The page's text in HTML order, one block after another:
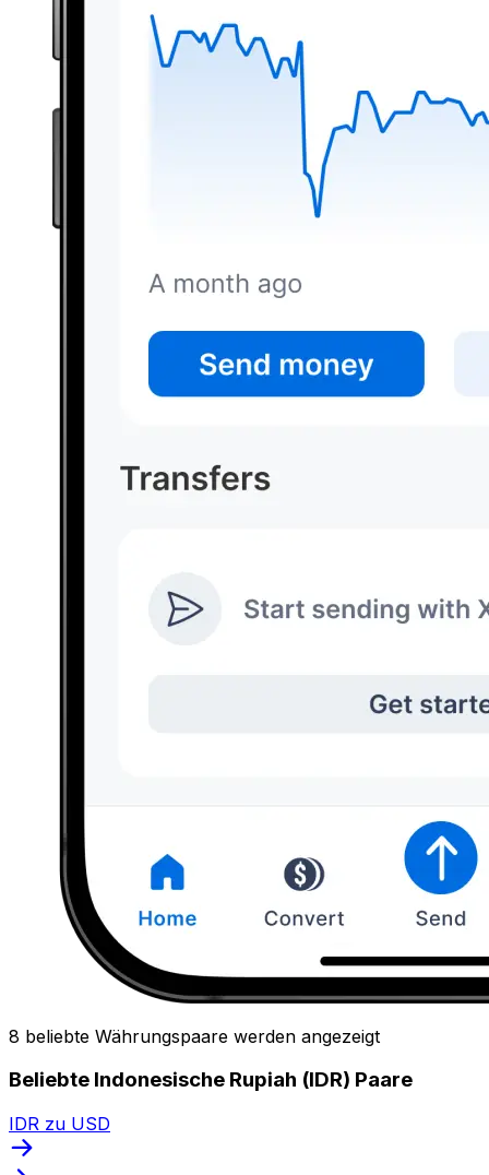
8 beliebte Währungspaare werden angezeigt
Beliebte Indonesische Rupiah (IDR) Paare
IDR zu USD